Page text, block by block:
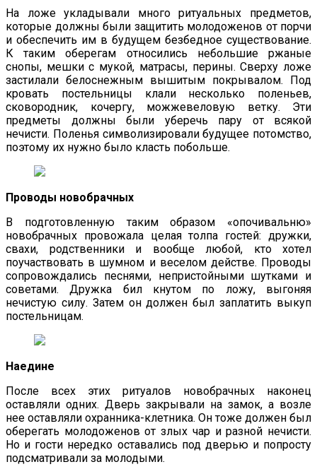
На ложе укладывали много ритуальных предметов,
которые должны были защитить молодоженов от порчи
и обеспечить им в будущем безбедное существование.
К таким оберегам относились небольшие ржаные
снопы, мешки с мукой, матрасы, перины. Сверху ложе
застилали белоснежным вышитым покрывалом. Под
кровать постельницы клали несколько поленьев,
сковородник, кочергу, можжевеловую ветку. Эти
предметы должны были уберечь пару от всякой
нечисти. Поленья символизировали будущее потомство,
поэтому их нужно было класть побольше.
Проводы новобрачных
В подготовленную таким образом «опочивальню»
новобрачных провожала целая толпа гостей: дружки,
свахи, родственники и вообще любой, кто хотел
поучаствовать в шумном и веселом действе. Проводы
сопровождались песнями, непристойными шутками и
советами. Дружка бил кнутом по ложу, выгоняя
нечистую силу. Затем он должен был заплатить выкуп
постельницам.
Наедине
После всех этих ритуалов новобрачных наконец
оставляли одних. Дверь закрывали на замок, а возле
нее оставляли охранника-клетника. Он тоже должен был
оберегать молодоженов от злых чар и разной нечисти.
Но и гости нередко оставались под дверью и попросту
подсматривали за молодыми.